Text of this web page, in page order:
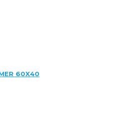
60X40